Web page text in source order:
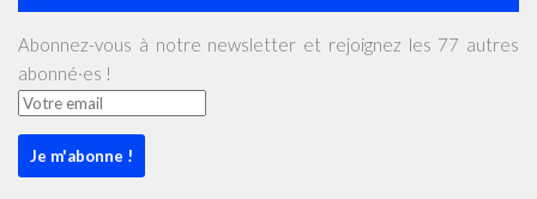
Abonnez-vous à notre newsletter et rejoignez les 77 autres
abonné·es !